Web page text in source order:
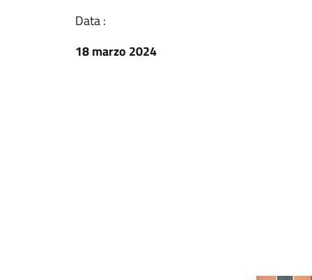
Data :
18 marzo 2024